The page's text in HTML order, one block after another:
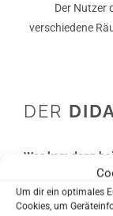
Um dir ein optimales
Cookies, um
Der Nutzer
verschiedene
DER
Was kam dann
Issa Pourgholam:
des Schulleiters